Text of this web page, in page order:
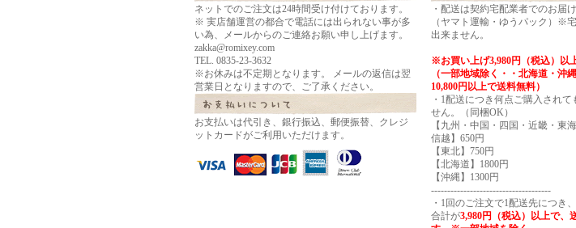
ネットでのご注文は24時間受け付けております。
※ 実店舗運営の都合で電話には出られない事が多
い為、メールからのご連絡お願い申し上げます。
zakka@romixey.com
TEL. 0835-23-3632
※お休みは不定期となります。 メールの返信は翌
営業日となりますので、ご了承ください。
お支払いは代引き、銀行振込、郵便振替、クレジ
ットカードがご利用いただけます。
・配送は契約宅配業者でのお届
（ヤマト運輸・ゆうパック）※
出来ません。
※お買い上げ3,980円（税込）以
（一部地域除く・・北海道・沖
10,800円以上で送料無料）
・1配送につき何点ご購入されて
せん。（同梱OK）
【九州・中国・四国・近畿・東
信越】650円
【東北】750円
【北海道】1800円
【沖縄】1300円
-------------------------------------
・1回のご注文で1配送先につき
合計が3,980円（税込）以上で、